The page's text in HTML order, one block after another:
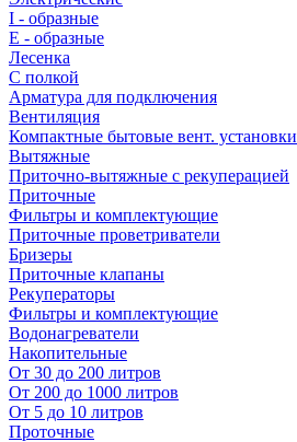
I - образные
E - образные
Лесенка
С полкой
Арматура для подключения
Вентиляция
Компактные бытовые вент. установки
Вытяжные
Приточно-вытяжные с рекуперацией
Приточные
Фильтры и комплектующие
Приточные проветриватели
Бризеры
Приточные клапаны
Рекуператоры
Фильтры и комплектующие
Водонагреватели
Накопительные
От 30 до 200 литров
От 200 до 1000 литров
От 5 до 10 литров
Проточные